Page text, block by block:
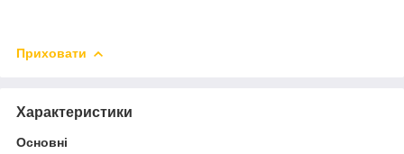
Приховати
Характеристики
Основні